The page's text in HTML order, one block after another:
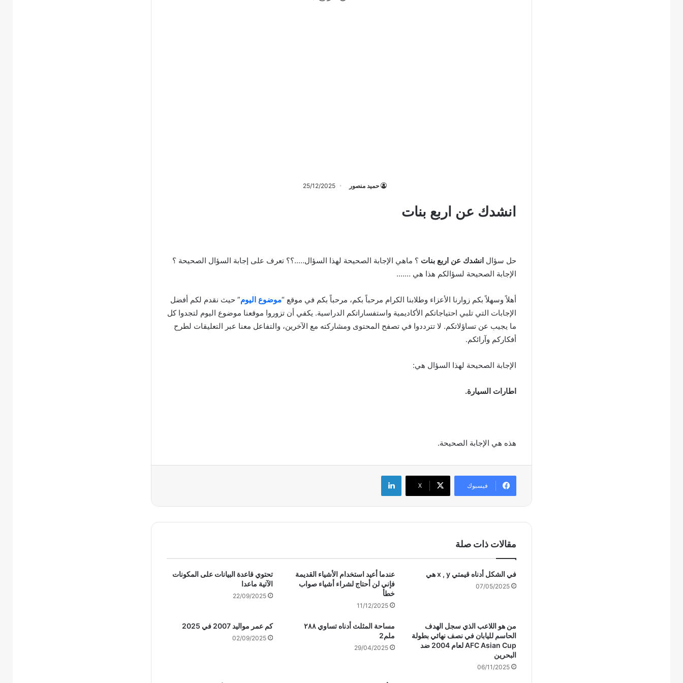
حميد منصور 25/12/2025
انشدك عن اربع بنات
حل سؤال انشدك عن اربع بنات ؟ ماهي الإجابة الصحيحة لهذا السؤال…..؟؟ تعرف على إجابة السؤال الصحيحة ؟
الإجابة الصحيحة لسؤالكم هذا هي …….
أهلاً وسهلاً بكم زوارنا الأعزاء وطلابنا الكرام مرحباً بكم، مرحباً بكم في موقع “موضوع اليوم” حيث نقدم لكم أفضل
الإجابات التي تلبي احتياجاتكم الأكاديمية واستفساراتكم الدراسية. يكفي أن تزوروا موقعنا موضوع اليوم لتجدوا كل
ما يجيب عن تساؤلاتكم. لا تترددوا في تصفح المحتوى ومشاركته مع الآخرين، والتفاعل معنا عبر التعليقات لطرح
أفكاركم وآرائكم.
الإجابة الصحيحة لهذا السؤال هي:
اطارات السيارة.
هذه هي الإجابة الصحيحة.
فيسبوك ‫X
لينكدإن
مقالات ذات صلة
في الشكل أدناه قيمتي x , y هي
07/05/2025
عندما أعيد استخدام الأشياء القديمة
فإني لن أحتاج لشراء أشياء صواب
خطأ
11/12/2025
تحتوي قاعدة البيانات على المكونات
الآتية ماعدا
22/09/2025
من هو اللاعب الذي سجل الهدف
الحاسم لليابان في نصف نهائي بطولة
AFC Asian Cup لعام 2004 ضد
البحرين
06/11/2025
مساحة المثلث أدناه تساوي ٢٨٨
ملم2
29/04/2025
كم عمر مواليد 2007 في 2025
02/09/2025